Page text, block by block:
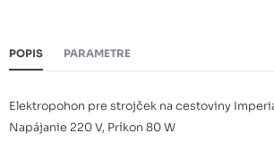
POPIS PARAMETRE
Elektropohon pre strojček na cestoviny
Napájanie 220 V, Príkon 80 W